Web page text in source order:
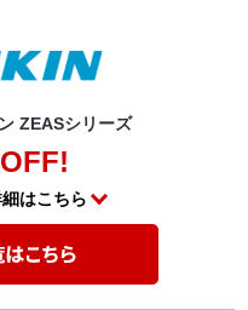
ZEASシリーズ
はこちら